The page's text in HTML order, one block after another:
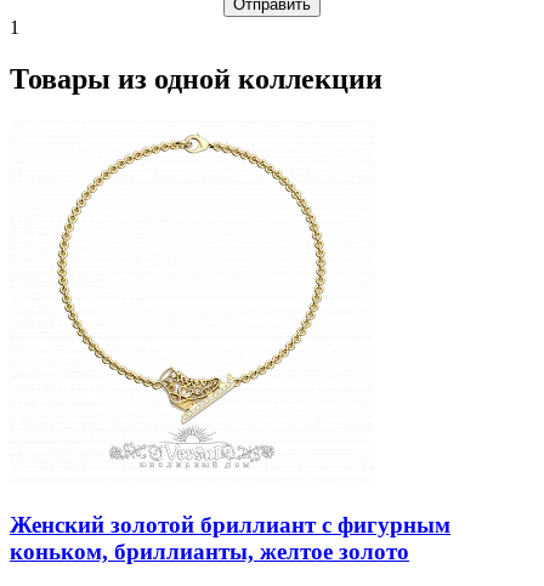
1
Товары из одной коллекции
Женский золотой бриллиант с фигурным
коньком, бриллианты, желтое золото